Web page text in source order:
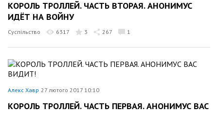
КОРОЛЬ ТРОЛЛЕЙ. ЧАСТЬ ВТОРАЯ. АНОНИМУС
ИДЁТ НА ВОЙНУ
Суспільство 6317 3 267 1
Алекс Хавр 27 лютого 2017 10:10
КОРОЛЬ ТРОЛЛЕЙ. ЧАСТЬ ПЕРВАЯ. АНОНИМУС ВАС